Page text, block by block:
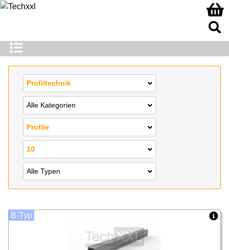
Profiltechnik
Alle Kategorien
Profile
10
Alle Typen
B-Typ